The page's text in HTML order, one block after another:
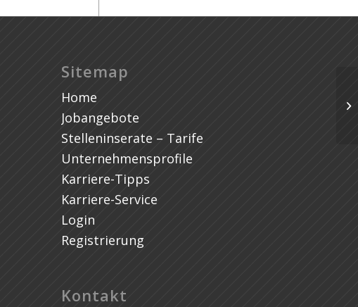
Sitemap
Home
Jobangebote
Stelleninserate – Tarife
Unternehmensprofile
Karriere-Tipps
Karriere-Service
Login
Registrierung
Kontakt